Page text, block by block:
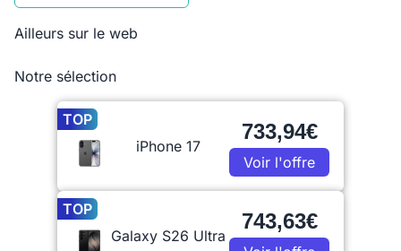
Ailleurs sur le web
Notre sélection
TOP
iPhone 17
733,94€
Voir l'offre
TOP
Galaxy S26 Ultra
743,63€